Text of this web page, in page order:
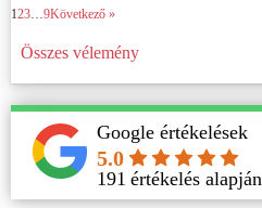
Google értékelések
5.0
191 értékelés alapján
123 9Következő »
Összes vélemény